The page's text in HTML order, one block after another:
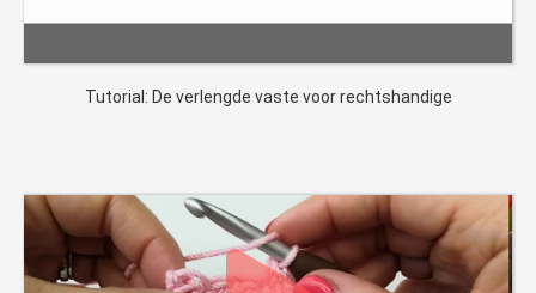
Tutorial: De verlengde vaste voor rechtshandige